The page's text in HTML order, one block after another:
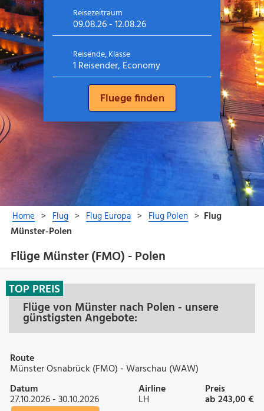
Flüge Münster (FMO) - Polen
Flüge von Münster nach Polen - unsere
günstigsten Angebote:
TOP PREIS
Route
Münster Osnabrück (FMO) - Warschau (WAW)
Datum
27.10.2026 - 30.10.2026
Airline
LH
Preis
ab 243,00 €